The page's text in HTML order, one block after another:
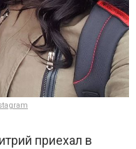
приехал в